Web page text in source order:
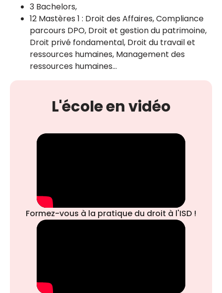
3 Bachelors,
12 Mastères 1 : Droit des Affaires, Compliance
parcours DPO, Droit et gestion du patrimoine,
Droit privé fondamental, Droit du travail et
ressources humaines, Management des
ressources humaines…
L'école en vidéo
Formez-vous à la pratique du droit à l'ISD !